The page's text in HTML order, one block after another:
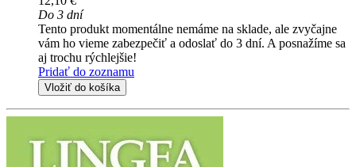
Do 3 dní
Tento produkt momentálne nemáme na sklade, ale zvyčajne
vám ho vieme zabezpečiť a odoslať do 3 dní. A posnažíme sa
aj trochu rýchlejšie!
Pridať do zoznamu
Vložiť do košíka